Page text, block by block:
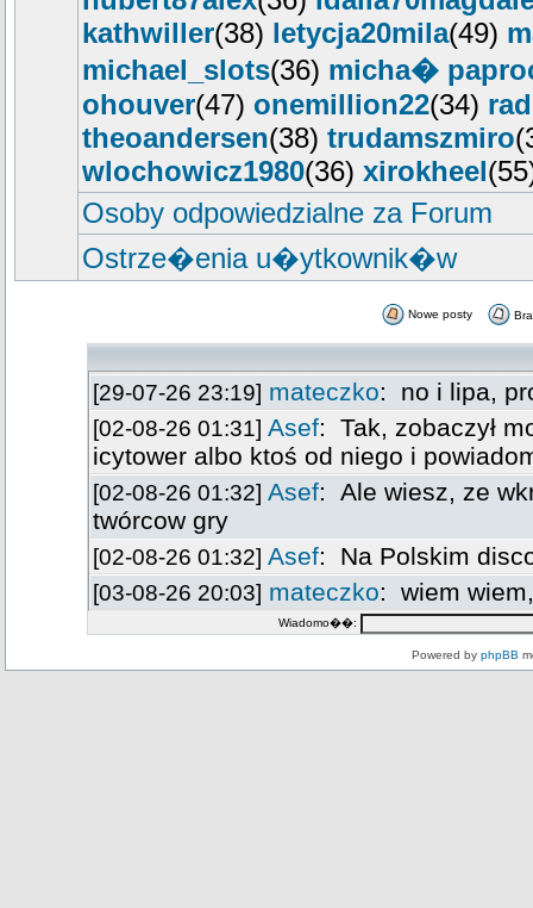
kathwiller(38) letycja20mila(49)
michael_slots(36) micha�
ohouver(47) onemillion22(34)
theoandersen(38) trudamszmiro
wlochowicz1980(36) xirokheel
Osoby odpowiedzialne za Forum
Ostrze�enia u�ytkownik�w
Nowe posty
Wiadomo��:
Powered by phpBB